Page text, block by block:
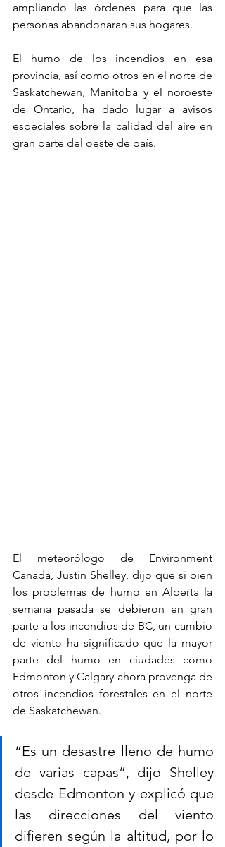
ampliando las órdenes para que las
personas abandonaran sus hogares.
El humo de los incendios en esa
provincia, así como otros en el norte de
Saskatchewan, Manitoba y el noroeste
de Ontario, ha dado lugar a avisos
especiales sobre la calidad del aire en
gran parte del oeste de país.
El meteorólogo de Environment
Canada, Justin Shelley, dijo que si bien
los problemas de humo en Alberta la
semana pasada se debieron en gran
parte a los incendios de BC, un cambio
de viento ha significado que la mayor
parte del humo en ciudades como
Edmonton y Calgary ahora provenga de
otros incendios forestales en el norte
de Saskatchewan.
“Es un desastre lleno de humo
de varias capas”, dijo Shelley
desde Edmonton y explicó que
las direcciones del viento
difieren según la altitud, por lo